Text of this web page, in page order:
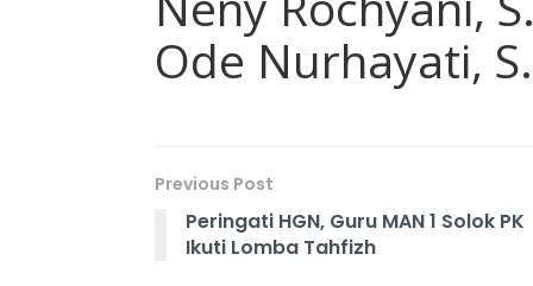
Ode Nurhayati,
Previous Post
Peringati HGN, Guru MAN 1 Solok PK
Ikuti Lomba Tahfizh